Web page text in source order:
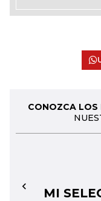
CONOZCA LOS
MI
←